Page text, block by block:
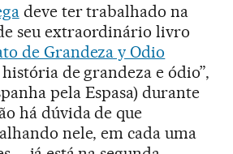
deve ter trabalhado na
seu extraordinário livro
de Grandeza y Odio
de grandeza e ódio”,
pela Espasa) durante
há dúvida de que
nele, em cada uma